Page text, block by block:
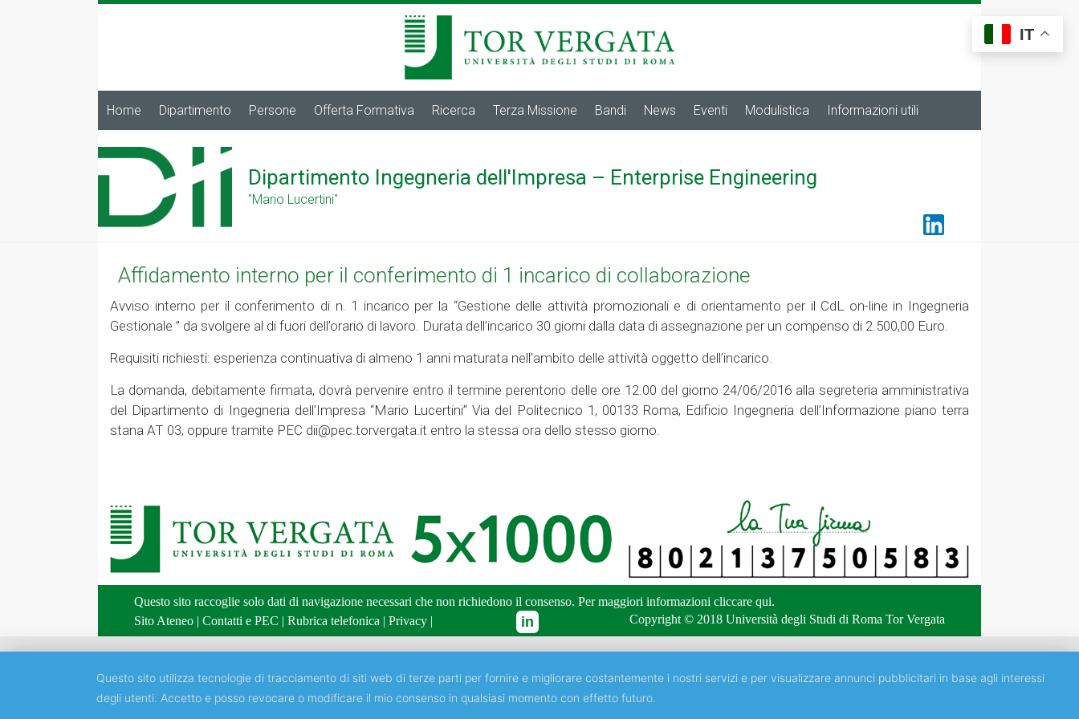
Home Dipartimento Persone Offerta Formativa Ricerca Terza Missione Bandi News Eventi Modulistica Informazioni utili
Dipartimento Ingegneria dell'Impresa – Enterprise Engineering
"Mario Lucertini"
Affidamento interno per il conferimento di 1 incarico di collaborazione
Avviso interno per il conferimento di n. 1 incarico per la “Gestione delle attività promozionali e di orientamento per il CdL on-line in Ingegneria
Gestionale ” da svolgere al di fuori dell’orario di lavoro. Durata dell’incarico 30 giorni dalla data di assegnazione per un compenso di 2.500,00 Euro.
Requisiti richiesti: esperienza continuativa di almeno 1 anni maturata nell’ambito delle attività oggetto dell’incarico.
La domanda, debitamente firmata, dovrà pervenire entro il termine perentorio delle ore 12.00 del giorno 24/06/2016 alla segreteria amministrativa
del Dipartimento di Ingegneria dell’Impresa “Mario Lucertini” Via del Politecnico 1, 00133 Roma, Edificio Ingegneria dell’Informazione piano terra
stana AT 03, oppure tramite PEC dii@pec.torvergata.it entro la stessa ora dello stesso giorno.
Questo sito raccoglie solo dati di navigazione necessari che non richiedono il consenso. Per maggiori informazioni cliccare qui.
Sito Ateneo | Contatti e PEC | Rubrica telefonica | Privacy | Copyright © 2018 Università degli Studi di Roma Tor Vergata
IT
Questo sito utilizza tecnologie di tracciamento di siti web di terze parti per fornire e migliorare costantemente i nostri servizi e per visualizzare annunci pubblicitari in base agli interessi
degli utenti. Accetto e posso revocare o modificare il mio consenso in qualsiasi momento con effetto futuro.